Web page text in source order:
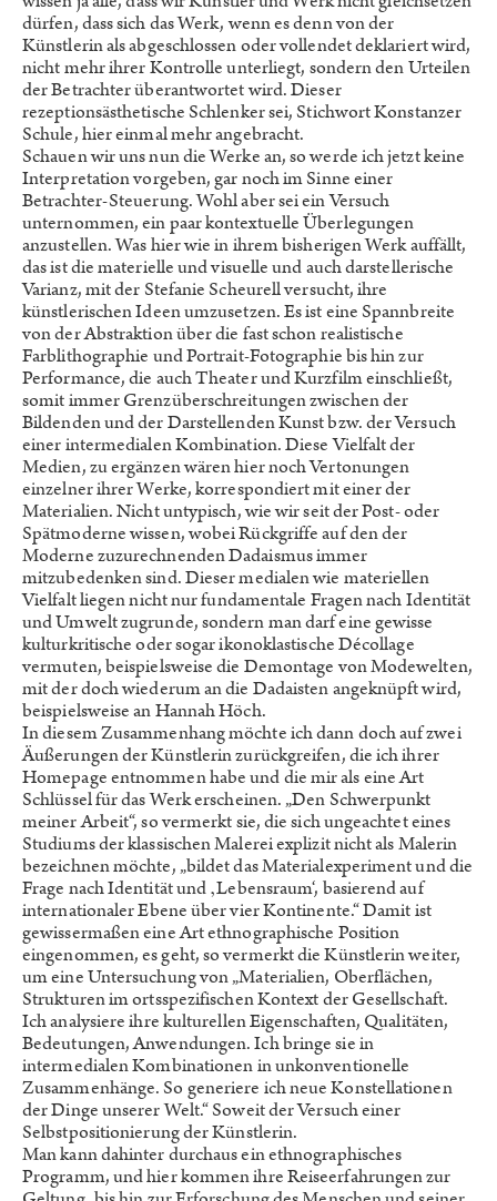
dürfen, dass sich das Werk, wenn es denn von der
Künstlerin als abgeschlossen oder vollendet deklariert wird,
nicht mehr ihrer Kontrolle unterliegt, sondern den Urteilen
der Betrachter überantwortet wird. Dieser
rezeptionsästhetische Schlenker sei, Stichwort Konstanzer
Schule, hier einmal mehr angebracht.
Schauen wir uns nun die Werke an, so werde ich jetzt keine
Interpretation vorgeben, gar noch im Sinne einer
Betrachter-Steuerung. Wohl aber sei ein Versuch
unternommen, ein paar kontextuelle Überlegungen
anzustellen. Was hier wie in ihrem bisherigen Werk auffällt,
das ist die materielle und visuelle und auch darstellerische
Varianz, mit der Stefanie Scheurell versucht, ihre
künstlerischen Ideen umzusetzen. Es ist eine Spannbreite
von der Abstraktion über die fast schon realistische
Farblithographie und Portrait-Fotographie bis hin zur
Performance, die auch Theater und Kurzfilm einschließt,
somit immer Grenzüberschreitungen zwischen der
Bildenden und der Darstellenden Kunst bzw. der Versuch
einer intermedialen Kombination. Diese Vielfalt der
Medien, zu ergänzen wären hier noch Vertonungen
einzelner ihrer Werke, korrespondiert mit einer der
Materialien. Nicht untypisch, wie wir seit der Post- oder
Spätmoderne wissen, wobei Rückgriffe auf den der
Moderne zuzurechnenden Dadaismus immer
mitzubedenken sind. Dieser medialen wie materiellen
Vielfalt liegen nicht nur fundamentale Fragen nach Identität
und Umwelt zugrunde, sondern man darf eine gewisse
kulturkritische oder sogar ikonoklastische Décollage
vermuten, beispielsweise die Demontage von Modewelten,
mit der doch wiederum an die Dadaisten angeknüpft wird,
beispielsweise an Hannah Höch.
In diesem Zusammenhang möchte ich dann doch auf zwei
Äußerungen der Künstlerin zurückgreifen, die ich ihrer
Homepage entnommen habe und die mir als eine Art
Schlüssel für das Werk erscheinen. „Den Schwerpunkt
meiner Arbeit“, so vermerkt sie, die sich ungeachtet eines
Studiums der klassischen Malerei explizit nicht als Malerin
bezeichnen möchte, „bildet das Materialexperiment und die
Frage nach Identität und ‚Lebensraum‘, basierend auf
internationaler Ebene über vier Kontinente.“ Damit ist
gewissermaßen eine Art ethnographische Position
eingenommen, es geht, so vermerkt die Künstlerin weiter,
um eine Untersuchung von „Materialien, Oberflächen,
Strukturen im ortsspezifischen Kontext der Gesellschaft.
Ich analysiere ihre kulturellen Eigenschaften, Qualitäten,
Bedeutungen, Anwendungen. Ich bringe sie in
intermedialen Kombinationen in unkonventionelle
Zusammenhänge. So generiere ich neue Konstellationen
der Dinge unserer Welt.“ Soweit der Versuch einer
Selbstpositionierung der Künstlerin.
Man kann dahinter durchaus ein ethnographisches
Programm, und hier kommen ihre Reiseerfahrungen zur